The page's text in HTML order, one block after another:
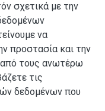
σχετικά με την
να
προστασία και την
τους ανωτέρω
τις
δεδομένων που